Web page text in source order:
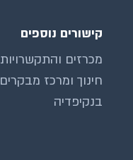
קישורים נוספים
מכרזים והתקשרויות
חינוך ומרכז מבקרים
בנקיפדיה